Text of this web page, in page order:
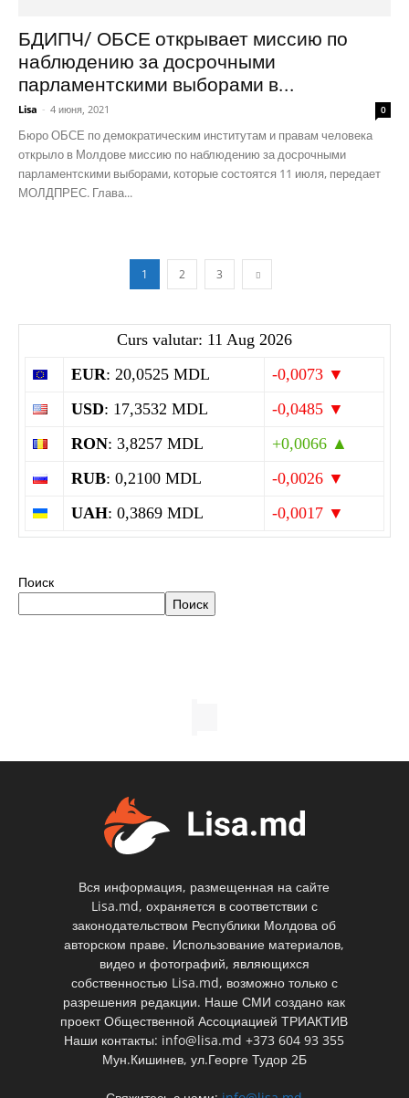
БДИПЧ/ ОБСЕ открывает миссию по
наблюдению за досрочными
парламентскими выборами в...
Lisa - 4 июня, 2021 0
Бюро ОБСЕ по демократическим институтам и правам человека
открыло в Молдове миссию по наблюдению за досрочными
парламентскими выборами, которые состоятся 11 июля, передает
МОЛДПРЕС. Глава...
1 2 3
Curs valutar: 11 Aug 2026
EUR: 20,0525 MDL
-0,0073 ▼
USD: 17,3532 MDL
-0,0485 ▼
RON: 3,8257 MDL
+0,0066 ▲
RUB: 0,2100 MDL
-0,0026 ▼
UAH: 0,3869 MDL -0,0017 ▼
Поиск
Поиск
Вся информация, размещенная на сайте
Lisa.md, охраняется в соответствии с
законодательством Республики Молдова об
авторском праве. Использование материалов,
видео и фотографий, являющихся
собственностью Lisa.md, возможно только с
разрешения редакции. Наше СМИ создано как
проект Общественной Ассоциацией ТРИАКТИВ
Наши контакты: info@lisa.md +373 604 93 355
Мун.Кишинев, ул.Георге Тудор 2Б